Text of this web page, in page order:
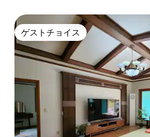
ゲストチョイス
ゲストチョイス